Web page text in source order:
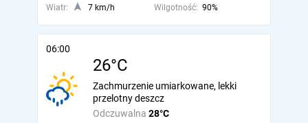
Wiatr:
7 km/h Wilgotność: 90%
06:00
26°C
Odczuwalna 28°C
Zachmurzenie umiarkowane, lekki
przelotny deszcz